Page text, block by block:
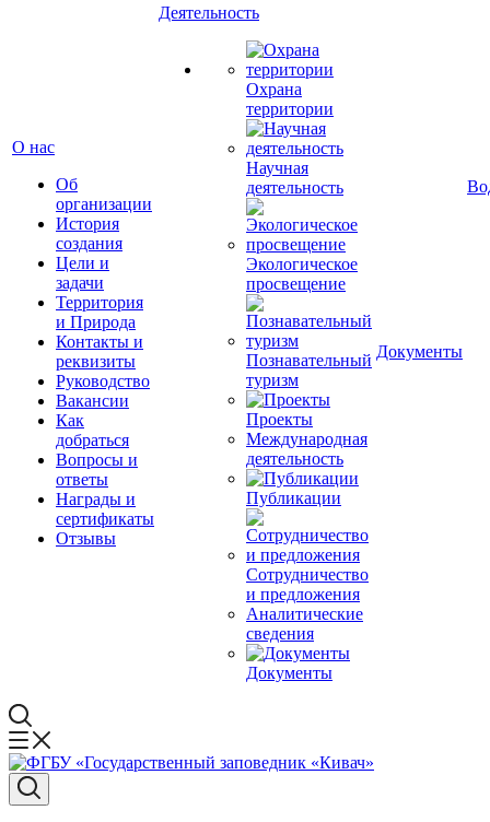
О нас
Об
организации
История
создания
Цели и
задачи
Территория
и Природа
Контакты и
реквизиты
Руководство
Вакансии
Как
добраться
Вопросы и
ответы
Награды и
сертификаты
Отзывы
Деятельность
Охрана
территории
Научная
деятельность
Экологическое
просвещение
Познавательный
туризм
Проекты
Международная
деятельность
Публикации
Сотрудничество
и предложения
Аналитические
сведения
Документы
Документы